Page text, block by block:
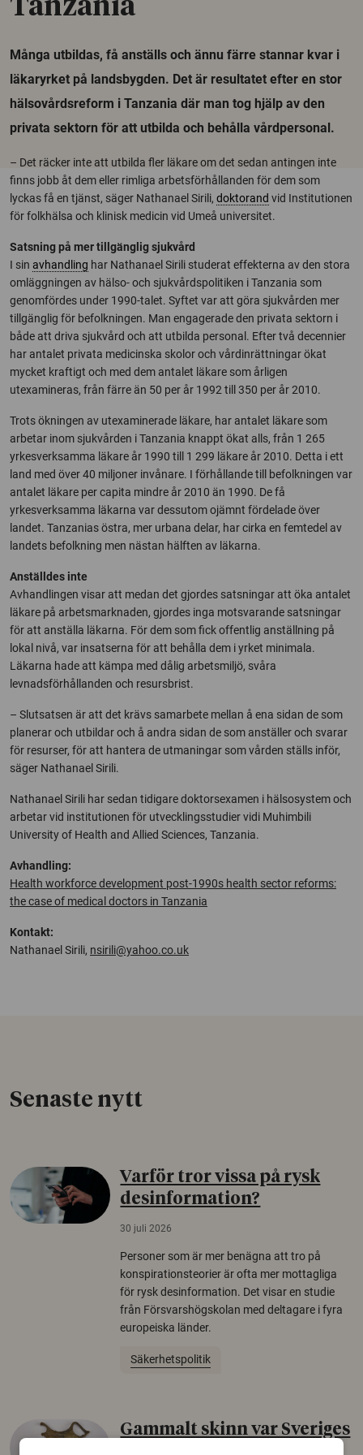
Tanzania
Många utbildas, få anställs och ännu färre stannar kvar i
läkaryrket på landsbygden. Det är resultatet efter en stor
hälsovårdsreform i Tanzania där man tog hjälp av den
privata sektorn för att utbilda och behålla vårdpersonal.
– Det räcker inte att utbilda fler läkare om det sedan antingen inte
finns jobb åt dem eller rimliga arbetsförhållanden för dem som
lyckas få en tjänst, säger Nathanael Sirili, doktorand vid Institutionen
för folkhälsa och klinisk medicin vid Umeå universitet.
Satsning på mer tillgänglig sjukvård
I sin avhandling har Nathanael Sirili studerat effekterna av den stora
omläggningen av hälso- och sjukvårdspolitiken i Tanzania som
genomfördes under 1990-talet. Syftet var att göra sjukvården mer
tillgänglig för befolkningen. Man engagerade den privata sektorn i
både att driva sjukvård och att utbilda personal. Efter två decennier
har antalet privata medicinska skolor och vårdinrättningar ökat
mycket kraftigt och med dem antalet läkare som årligen
utexamineras, från färre än 50 per år 1992 till 350 per år 2010.
Trots ökningen av utexaminerade läkare, har antalet läkare som
arbetar inom sjukvården i Tanzania knappt ökat alls, från 1 265
yrkesverksamma läkare år 1990 till 1 299 läkare år 2010. Detta i ett
land med över 40 miljoner invånare. I förhållande till befolkningen var
antalet läkare per capita mindre år 2010 än 1990. De få
yrkesverksamma läkarna var dessutom ojämnt fördelade över
landet. Tanzanias östra, mer urbana delar, har cirka en femtedel av
landets befolkning men nästan hälften av läkarna.
Anställdes inte
Avhandlingen visar att medan det gjordes satsningar att öka antalet
läkare på arbetsmarknaden, gjordes inga motsvarande satsningar
för att anställa läkarna. För dem som fick offentlig anställning på
lokal nivå, var insatserna för att behålla dem i yrket minimala.
Läkarna hade att kämpa med dålig arbetsmiljö, svåra
levnadsförhållanden och resursbrist.
– Slutsatsen är att det krävs samarbete mellan å ena sidan de som
planerar och utbildar och å andra sidan de som anställer och svarar
för resurser, för att hantera de utmaningar som vården ställs inför,
säger Nathanael Sirili.
Nathanael Sirili har sedan tidigare doktorsexamen i hälsosystem och
arbetar vid institutionen för utvecklingsstudier vidi Muhimbili
University of Health and Allied Sciences, Tanzania.
Avhandling:
Health workforce development post-1990s health sector reforms:
the case of medical doctors in Tanzania
Kontakt:
Nathanael Sirili, nsirili@yahoo.co.uk
Senaste nytt
Varför tror vissa på rysk
desinformation?
30 juli 2026
Personer som är mer benägna att tro på
konspirationsteorier är ofta mer mottagliga
för rysk desinformation. Det visar en studie
från Försvarshögskolan med deltagare i fyra
europeiska länder.
Säkerhetspolitik
Gammalt skinn var Sveriges